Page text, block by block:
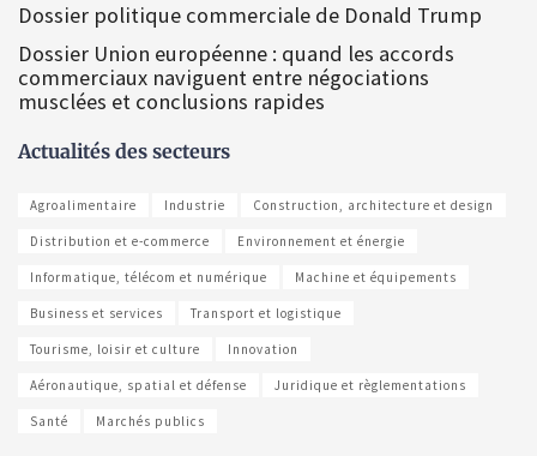
Dossier politique commerciale de Donald Trump
Dossier Union européenne : quand les accords
commerciaux naviguent entre négociations
musclées et conclusions rapides
Actualités des secteurs
Agroalimentaire Industrie Construction, architecture et design
Distribution et e-commerce Environnement et énergie
Informatique, télécom et numérique Machine et équipements
Business et services Transport et logistique
Tourisme, loisir et culture Innovation
Aéronautique, spatial et défense Juridique et règlementations
Santé Marchés publics